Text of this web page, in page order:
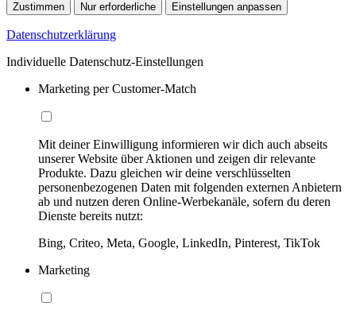
Zustimmen Nur erforderliche Einstellungen anpassen
Datenschutzerklärung
Individuelle Datenschutz-Einstellungen
Marketing per Customer-Match
Mit deiner Einwilligung informieren wir dich auch abseits
unserer Website über Aktionen und zeigen dir relevante
Produkte. Dazu gleichen wir deine verschlüsselten
personenbezogenen Daten mit folgenden externen Anbietern
ab und nutzen deren Online-Werbekanäle, sofern du deren
Dienste bereits nutzt:
Bing, Criteo, Meta, Google, LinkedIn, Pinterest, TikTok
Marketing